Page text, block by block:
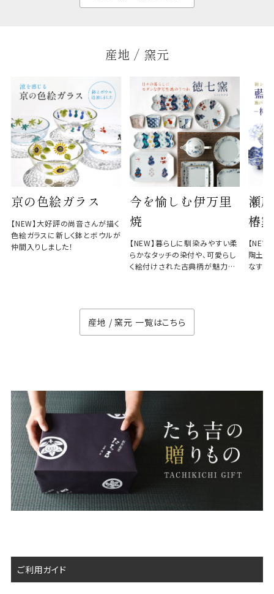
産地 / 窯元
京の色絵ガラス
【NEW】大好評の尚音さんが描く
色絵ガラスに新しく鉢とボウルが
仲間入りしました！
今を愉しむ伊万里
焼
【NEW】暮らしに馴染みやすい柔
らかなタッチの染付や、可愛らし
く絵付けされた古典柄が魅力の
瀬
椿窯
【
陶土と
なす、
産地 / 窯元 一覧はこちら
ご利用ガイド